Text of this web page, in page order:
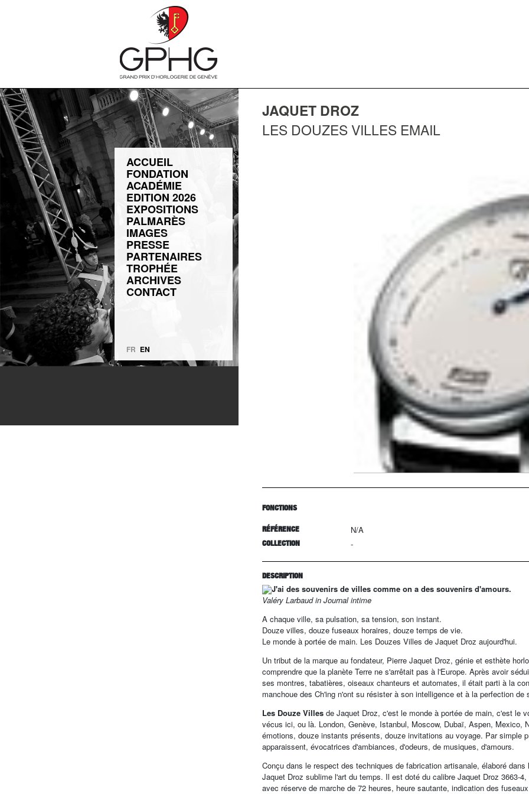
ACCUEIL
FONDATION
ACADÉMIE
EDITION 2026
EXPOSITIONS
PALMARÈS
IMAGES
PRESSE
PARTENAIRES
TROPHÉE
ARCHIVES
CONTACT
FR EN
JAQUET DROZ
LES DOUZES VILLES EMAIL
FONCTIONS
RÉFÉRENCE N/A
COLLECTION -
DESCRIPTION
J'ai des souvenirs de villes comme on a des souvenirs d'amours.
Valéry Larbaud in Journal intime
A chaque ville, sa pulsation, sa tension, son instant.
Douze villes, douze fuseaux horaires, douze temps de vie.
Le monde à portée de main. Les Douzes Villes de Jaquet Droz aujourd'hui.
Un tribut de la marque au fondateur, Pierre Jaquet Droz, génie et esthète
comprendre que la planète Terre ne s'arrêtait pas à l'Europe. Après avoir
ses montres, tabatières, oiseaux chanteurs et automates, il était parti à la
manchoue des Ch'ing n'ont su résister à son intelligence et à la perfection de
Les Douze Villes de Jaquet Droz, c'est le monde à portée de main, c'est le
vécus ici, ou là. London, Genève, Istanbul, Moscow, Dubaï, Aspen,
émotions, douze instants présents, douze invitations au voyage. Par
apparaissent, évocatrices d'ambiances, d'odeurs, de musiques, d'amours.
Conçu dans le respect des techniques de fabrication artisanale, élaboré
Jaquet Droz sublime l'art du temps. Il est doté du calibre Jaquet Droz 3663-
avec réserve de marche de 72 heures, heure sautante, indication des